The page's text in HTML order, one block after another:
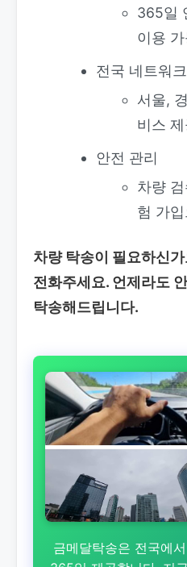
365일
이용
전국 네트워크
서울,
비스
안전 관리
차량
험 가
차량 탁송이 필요하신
전화주세요. 언제라도
탁송해드립니다.
금메달탁송은 전국에